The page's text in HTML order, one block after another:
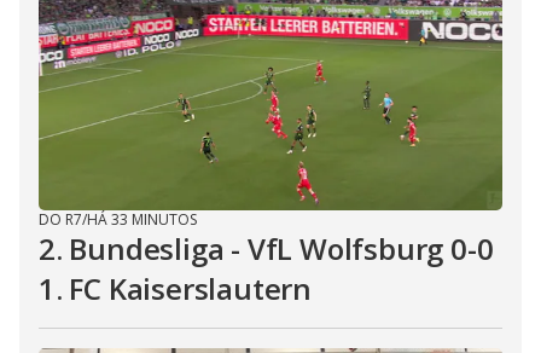
DO R7/HÁ 33 MINUTOS
2. Bundesliga - VfL Wolfsburg 0-0
1. FC Kaiserslautern